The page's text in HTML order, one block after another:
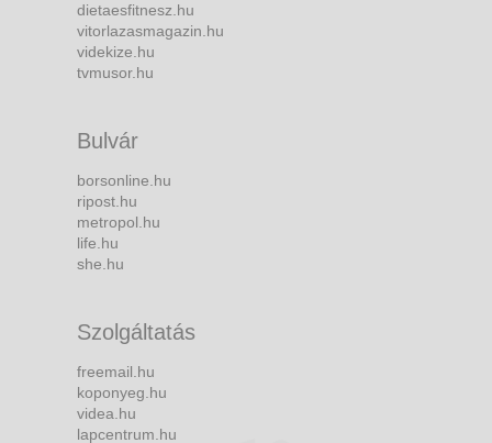
dietaesfitnesz.hu
vitorlazasmagazin.hu
videkize.hu
tvmusor.hu
Bulvár
borsonline.hu
ripost.hu
metropol.hu
life.hu
she.hu
Szolgáltatás
freemail.hu
koponyeg.hu
videa.hu
lapcentrum.hu